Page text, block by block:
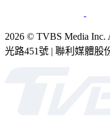
2026 © TVBS Media Inc.
光路451號 | 聯利媒體股